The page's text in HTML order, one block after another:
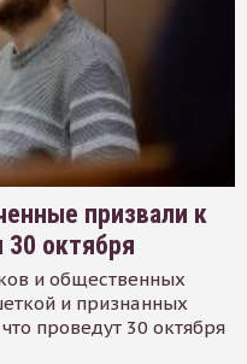
призвали к
30 октября
и общественных
и признанных
проведут 30 октября